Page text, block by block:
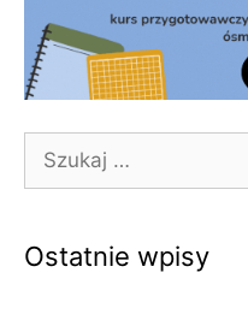
Szukaj:
Ostatnie wpisy